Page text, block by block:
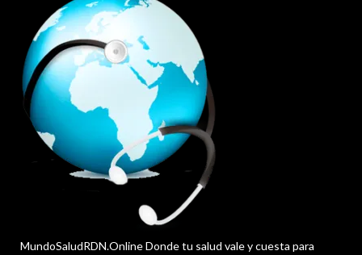
MundoSaludRDN.Online Donde tu salud vale y cuesta para